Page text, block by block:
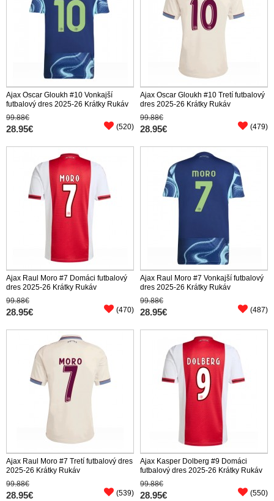
Ajax Oscar Gloukh #10 Vonkajší
futbalový dres 2025-26 Krátky Rukáv
99.88€
28.95€ (520)
Ajax Oscar Gloukh #10 Tretí futbalový
dres 2025-26 Krátky Rukáv
99.88€
28.95€ (479)
Ajax Raul Moro #7 Domáci futbalový
dres 2025-26 Krátky Rukáv
99.88€
28.95€ (470)
Ajax Raul Moro #7 Vonkajší futbalový
dres 2025-26 Krátky Rukáv
99.88€
28.95€ (487)
Ajax Raul Moro #7 Tretí futbalový dres
2025-26 Krátky Rukáv
99.88€
28.95€ (539)
Ajax Kasper Dolberg #9 Domáci
futbalový dres 2025-26 Krátky Rukáv
99.88€
28.95€ (550)